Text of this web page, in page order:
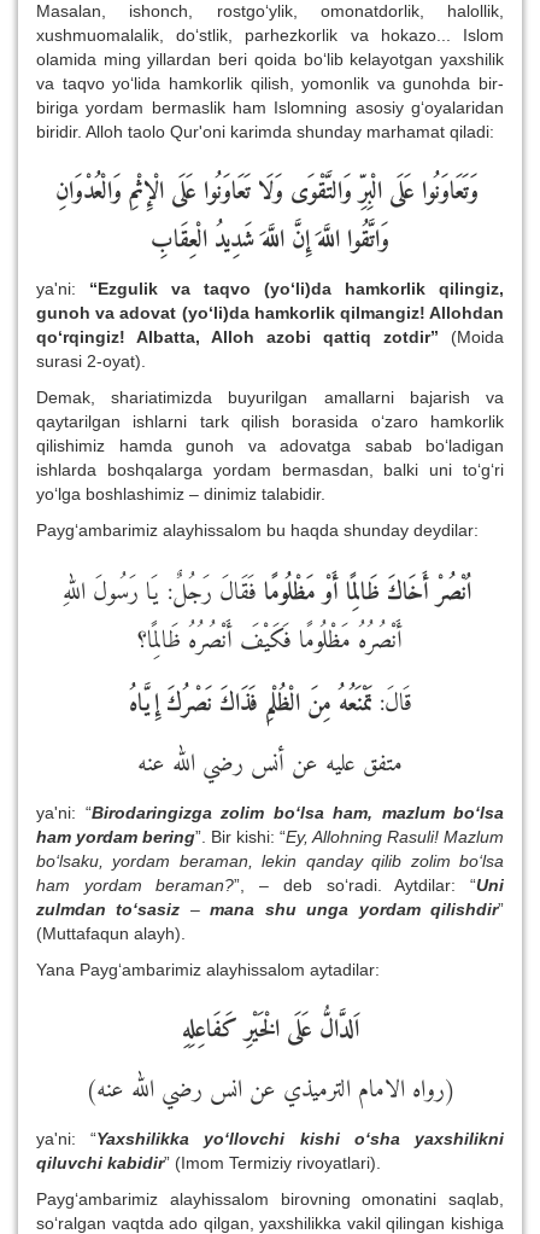
Masalan, ishonch, rostgo‘ylik, omonatdorlik, halollik,
xushmuomalalik, do‘stlik, parhezkorlik va hokazo... Islom
olamida ming yillardan beri qoida bo‘lib kelayotgan yaxshilik
va taqvo yo‘lida hamkorlik qilish, yomonlik va gunohda bir-
biriga yordam bermaslik ham Islomning asosiy g‘oyalaridan
biridir. Alloh taolo Qur'oni karimda shunday marhamat qiladi:
وَتَعَاوَنُوا عَلَى الْبِرِّ وَالتَّقْوَى وَلَا تَعَاوَنُوا عَلَى الْإِثْمِ وَالْعُدْوَانِ
وَاتَّقُوا اللَّهَ إِنَّ اللَّهَ شَدِيدُ الْعِقَابِ
ya'ni:
“Ezgulik va taqvo (yo‘li)da hamkorlik qilingiz,
gunoh va adovat (yo‘li)da hamkorlik qilmangiz! Allohdan
qo‘rqingiz! Albatta, Alloh azobi qattiq zotdir”
(Moida
surasi 2-oyat).
Demak, shariatimizda buyurilgan amallarni bajarish va
qaytarilgan ishlarni tark qilish borasida o‘zaro hamkorlik
qilishimiz hamda gunoh va adovatga sabab bo‘ladigan
ishlarda boshqalarga yordam bermasdan, balki uni to‘g‘ri
yo‘lga boshlashimiz – dinimiz talabidir.
Payg‘ambarimiz alayhissalom bu haqda shunday deydilar:
اُنْصُرْ أَخَاكَ ظَالِمًا أَوْ مَظْلُومًافَقَالَ رَجُلٌ: يَا رَسُولَ اللهِ
أَنْصُرُهُ مَظْلُومًا فَكَيْفَ أَنْصُرُهُ ظَالِمًا؟
قَالَ: تَمْنَعُهُ مِنَ الْظُلْمِ فَذَاكَ نَصْرُكَ إِيَّاهُ
متفق عليه عن أنس رضي الله عنه
ya'ni: “Birodaringizga zolim bo‘lsa ham, mazlum bo‘lsa
ham yordam bering”. Bir kishi: “Ey, Allohning Rasuli! Mazlum
bo‘lsaku, yordam beraman, lekin qanday qilib zolim bo‘lsa
ham yordam beraman?”, – deb so‘radi. Aytdilar: “Uni
zulmdan to‘sasiz – mana shu unga yordam qilishdir”
(Muttafaqun alayh).
Yana Payg‘ambarimiz alayhissalom aytadilar:
اَلدَّالُّ عَلَى الْخَيْرِ كَفَاعِلِهِ
(رواه الامام الترميذي عن انس رضي الله عنه)
ya'ni: “Yaxshilikka yo‘llovchi kishi o‘sha yaxshilikni
qiluvchi kabidir” (Imom Termiziy rivoyatlari).
Payg‘ambarimiz alayhissalom birovning omonatini saqlab,
so‘ralgan vaqtda ado qilgan, yaxshilikka vakil qilingan kishiga